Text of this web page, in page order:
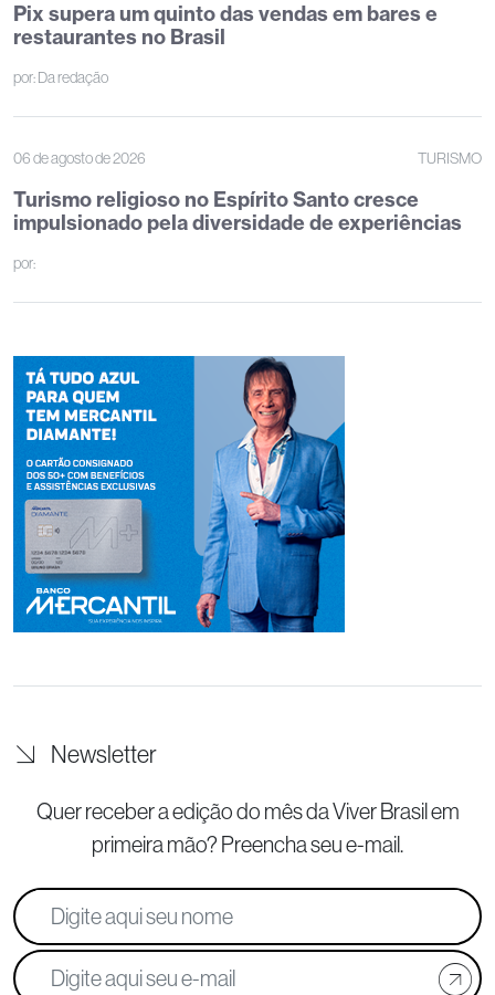
Pix supera um quinto das vendas em bares e
restaurantes no Brasil
por:Da redação
06 de agosto de 2026 TURISMO
Turismo religioso no Espírito Santo cresce
impulsionado pela diversidade de experiências
por:
Newsletter
Quer receber a edição do mês da Viver Brasilem
primeira mão? Preencha seu e-mail.